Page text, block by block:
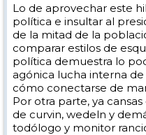
Mientras no haya ley en este
cazaporretas, no hay nada.
El esquí corrupto está al
Los implicados hablan de un
están en casa.
Al menos estos días que no se
Los corruptos y contaminados
giro corto, que ya es algo.
Lo de aprovechar este
política e insultar al
de la mitad de la
comparar estilos de
política demuestra lo
agónica lucha interna
cómo conectarse de
Por otra parte, ya
de curvin, wedeln y
todólogo y monitor